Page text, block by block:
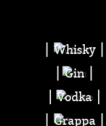
Whisky
Gin
Vodka
Grappa